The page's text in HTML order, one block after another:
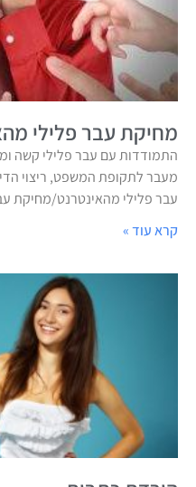
מחיקת עבר פלילי
התמודדות עם עבר פלילי קשה
מעבר לתקופת המשפט, ריצוי
עבר פלילי מהאינטרנט/מחיקת
קרא עוד »